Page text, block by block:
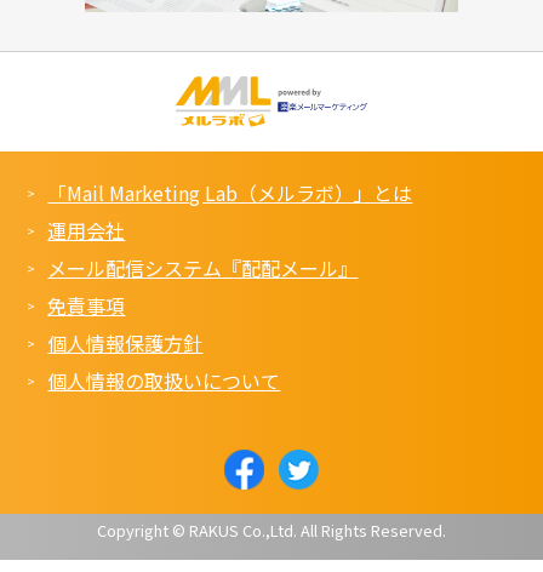
「Mail Marketing Lab（メルラボ）」とは
運用会社
メール配信システム『配配メール』
免責事項
個人情報保護方針
個人情報の取扱いについて
Copyright © RAKUS Co.,Ltd. All Rights Reserved.